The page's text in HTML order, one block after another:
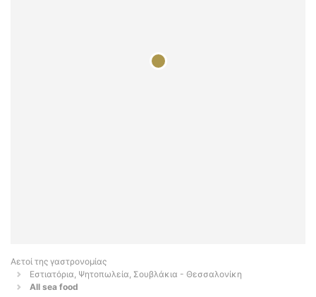
Αετοί της γαστρονομίας
Εστιατόρια, Ψητοπωλεία, Σουβλάκια - Θεσσαλονίκη
All sea food